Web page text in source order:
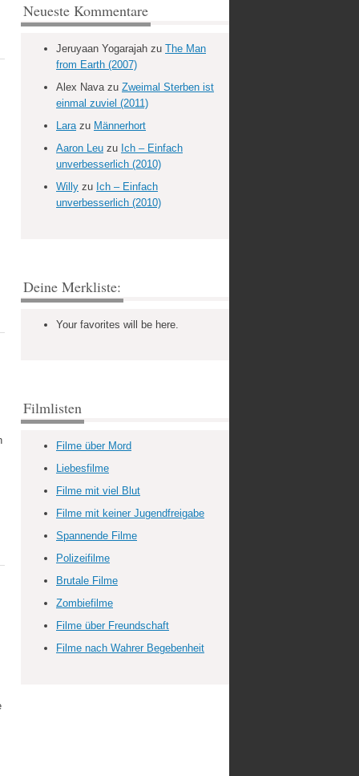
Neueste Kommentare
Jeruyaan Yogarajah zu The Man
from Earth (2007)
Alex Navazu Zweimal Sterben ist
einmal zuviel (2011)
Larazu Männerhort
Aaron Leu zu Ich – Einfach
unverbesserlich (2010)
Willy zu Ich – Einfach
unverbesserlich (2010)
Deine Merkliste:
Your favorites will be here.
Filmlisten
Filme über Mord
Liebesfilme
Filme mit viel Blut
Filme mit keiner Jugendfreigabe
Spannende Filme
Polizeifilme
Brutale Filme
Zombiefilme
Filme über Freundschaft
Filme nach Wahrer Begebenheit